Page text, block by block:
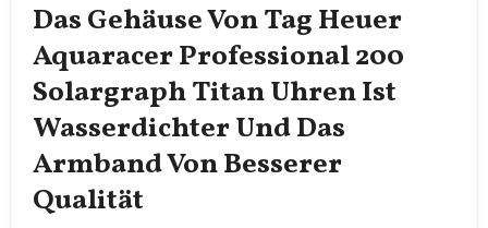
Das Gehäuse Von Tag Heuer
Aquaracer Professional 200
Solargraph Titan Uhren Ist
Wasserdichter Und Das
Armband Von Besserer
Qualität